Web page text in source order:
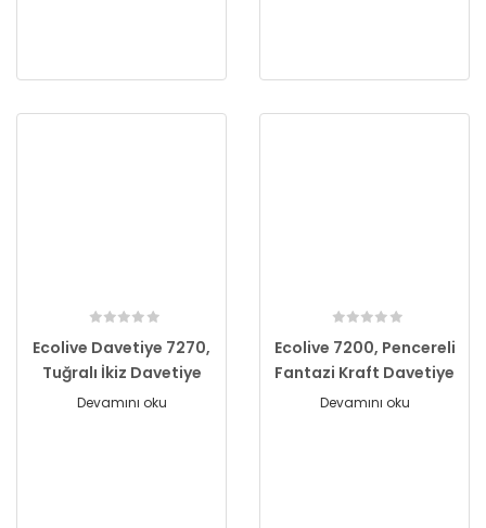
Ecolive Davetiye 7270,
Tuğralı İkiz Davetiye
Devamını oku
Ecolive 7200, Pencereli
Fantazi Kraft Davetiye
Devamını oku